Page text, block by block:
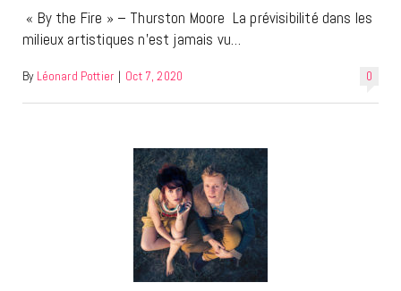
« By the Fire » – Thurston Moore La prévisibilité dans les
milieux artistiques n’est jamais vu…
0
By Léonard Pottier | Oct 7, 2020